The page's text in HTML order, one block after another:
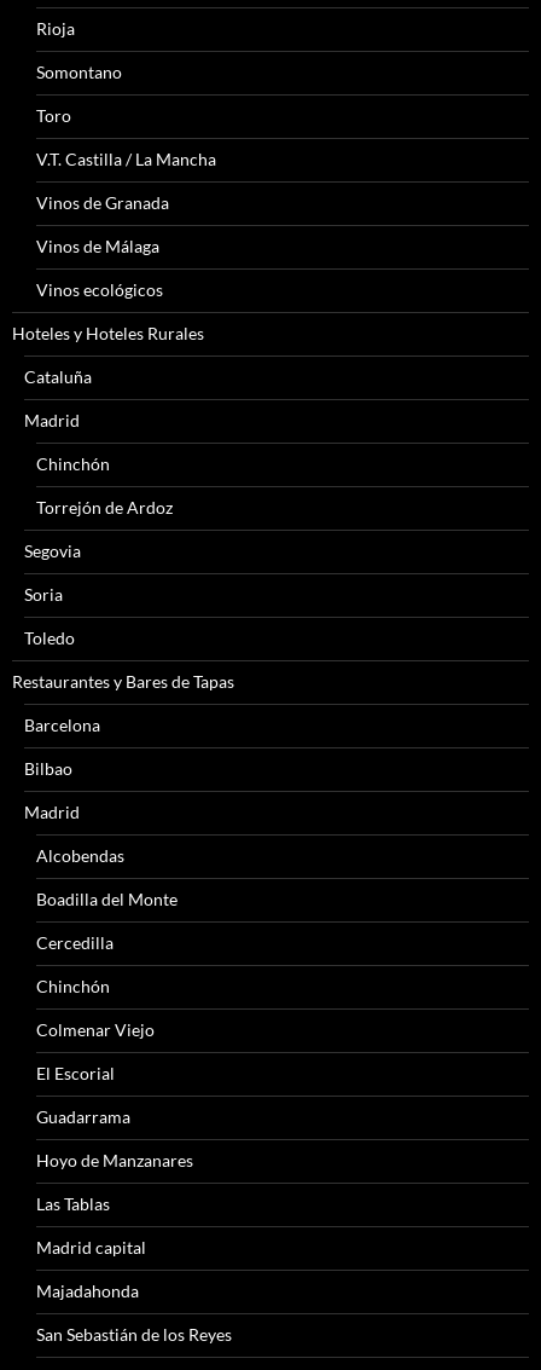
Rioja
Somontano
Toro
V.T. Castilla / La Mancha
Vinos de Granada
Vinos de Málaga
Vinos ecológicos
Hoteles y Hoteles Rurales
Cataluña
Madrid
Chinchón
Torrejón de Ardoz
Segovia
Soria
Toledo
Restaurantes y Bares de Tapas
Barcelona
Bilbao
Madrid
Alcobendas
Boadilla del Monte
Cercedilla
Chinchón
Colmenar Viejo
El Escorial
Guadarrama
Hoyo de Manzanares
Las Tablas
Madrid capital
Majadahonda
San Sebastián de los Reyes